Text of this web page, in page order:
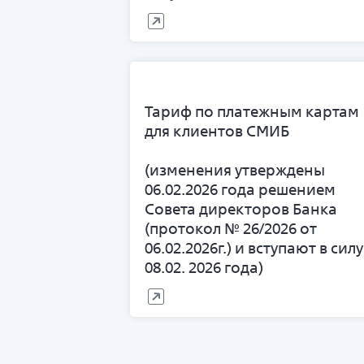
Тариф по платежным картам
для клиентов СМИБ
(изменения утверждены
06.02.2026 года решением
Совета директоров Банка
(протокол № 26/2026 от
06.02.2026г.) и вступают в
08.02. 2026 года)